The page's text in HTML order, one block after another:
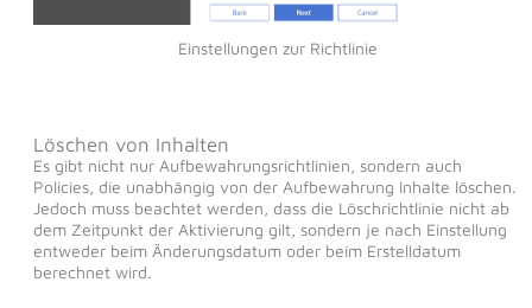
Einstellungen zur Richtlinie
Löschen von Inhalten
Es gibt nicht nur Aufbewahrungsrichtlinien, sondern auch
Policies, die unabhängig von der Aufbewahrung Inhalte löschen.
Jedoch muss beachtet werden, dass die Löschrichtlinie nicht ab
dem Zeitpunkt der Aktivierung gilt, sondern je nach Einstellung
entweder beim Änderungsdatum oder beim Erstelldatum
berechnet wird.